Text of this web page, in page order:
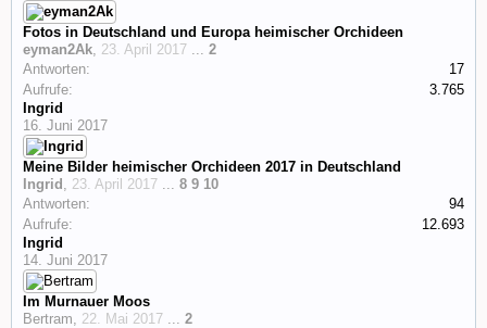
Fotos in Deutschland und Europa heimischer Orchideen
eyman2Ak, 23. April 2017 ... 2
Antworten:
17
Aufrufe:
3.765
Ingrid
16. Juni 2017
Meine Bilder heimischer Orchideen 2017 in Deutschland
Ingrid , 23. April 2017 ... 8 9 10
Antworten:
94
Aufrufe:
12.693
Ingrid
14. Juni 2017
Im Murnauer Moos
Bertram, 22. Mai 2017 ... 2